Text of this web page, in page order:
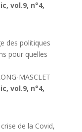
vol.9, n°4,
des politiques
pour quelles
MASCLET
vol.9, n°4,
de la Covid,